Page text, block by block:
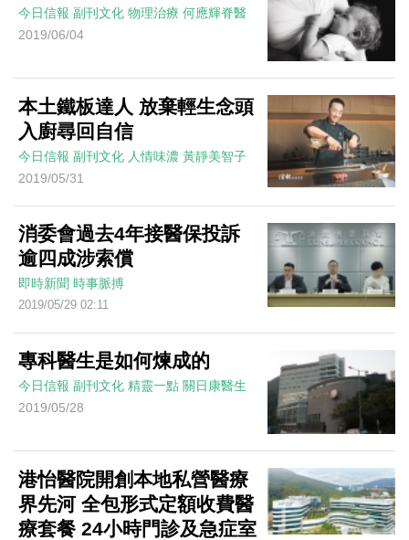
今日信報 副刊文化 物理治療 何應輝脊醫
2019/06/04
本土鐵板達人 放棄輕生念頭
入廚尋回自信
今日信報 副刊文化 人情味濃 黃靜美智子
2019/05/31
消委會過去4年接醫保投訴
逾四成涉索償
即時新聞 時事脈搏
2019/05/29 02:11
專科醫生是如何煉成的
今日信報 副刊文化 精靈一點 關日康醫生
2019/05/28
港怡醫院開創本地私營醫療
界先河 全包形式定額收費醫
療套餐 24小時門診及急症室